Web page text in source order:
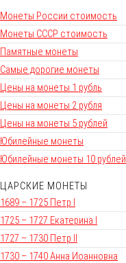
Монеты России стоимость
Монеты СССР стоимость
Памятные монеты
Самые дорогие монеты
Цены на монеты 1 рубль
Цены на монеты 2 рубля
Цены на монеты 5 рублей
Юбилейные монеты
Юбилейные монеты 10 рублей
ЦАРСКИЕ МОНЕТЫ
1689 – 1725 Петр I
1725 – 1727 Екатерина I
1727 – 1730 Петр II
1730 – 1740 Анна Иоанновна